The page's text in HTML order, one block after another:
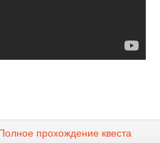
прохождение квеста